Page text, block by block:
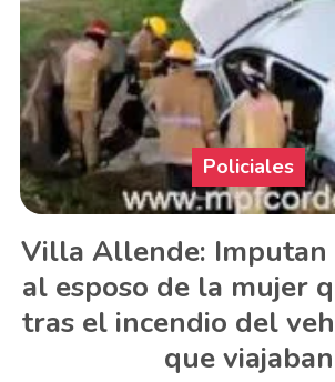
Villa Allende: Imputan
al esposo de la mujer
tras el incendio del
que viajaban
Policiales